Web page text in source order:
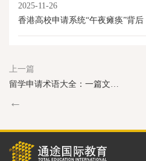
2025-11-26
上一篇
留学申请术语大全：一篇文章让你告别小白！
←